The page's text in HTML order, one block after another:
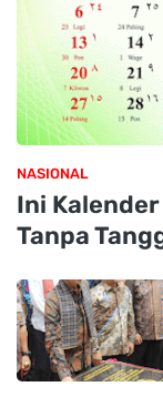
NASIONAL
Ini
Tanpa